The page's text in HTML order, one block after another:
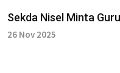
Sekda Nisel Minta
26 Nov 2025